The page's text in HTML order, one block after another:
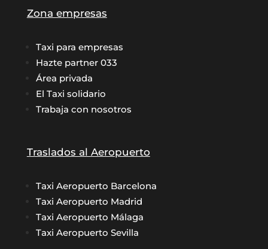
Zona empresas
Taxi para empresas
Hazte partner 033
Área privada
El Taxi solidario
Trabaja con nosotros
Traslados al Aeropuerto
Taxi Aeropuerto Barcelona
Taxi Aeropuerto Madrid
Taxi Aeropuerto Málaga
Taxi Aeropuerto Sevilla